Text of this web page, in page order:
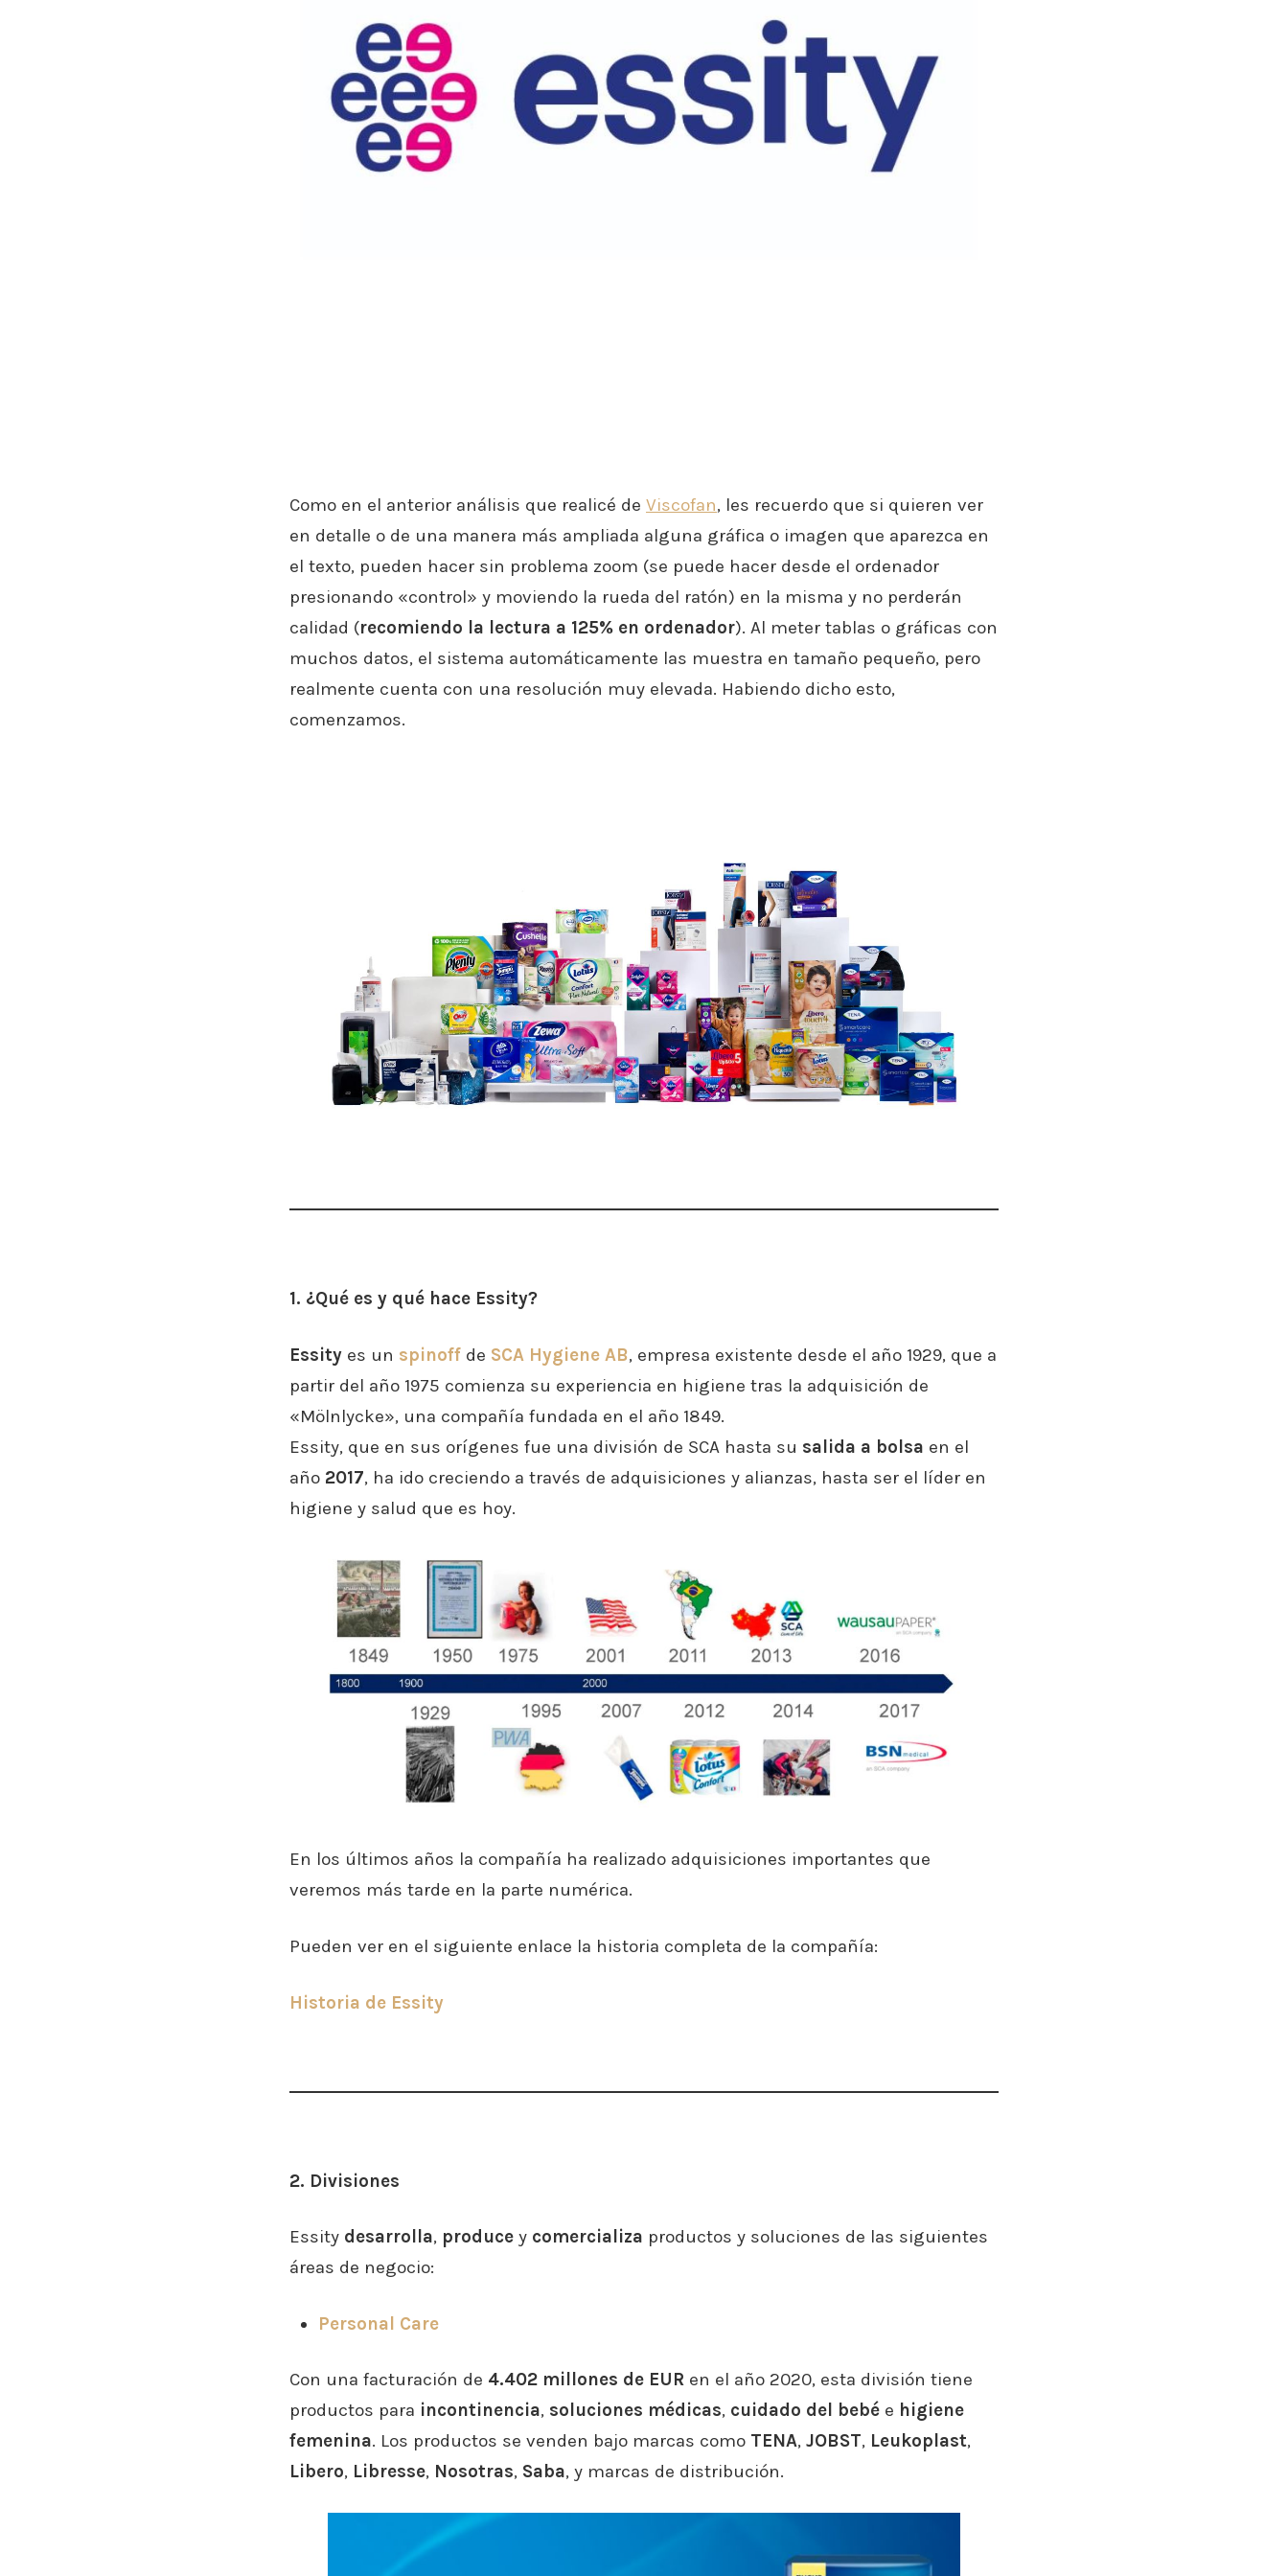
Como en el anterior análisis que realicé de Viscofan, les recuerdo que si quieren ver
en detalle o de una manera más ampliada alguna gráfica o imagen que aparezca en
el texto, pueden hacer sin problema zoom (se puede hacer desde el ordenador
presionando «control» y moviendo la rueda del ratón) en la misma y no perderán
calidad (recomiendo la lectura a 125% en ordenador). Al meter tablas o gráficas con
muchos datos, el sistema automáticamente las muestra en tamaño pequeño, pero
realmente cuenta con una resolución muy elevada. Habiendo dicho esto,
comenzamos.
1. ¿Qué es y qué hace Essity?
Essity es un spinoff de SCA Hygiene AB, empresa existente desde el año 1929, que a
partir del año 1975 comienza su experiencia en higiene tras la adquisición de
«Mölnlycke», una compañía fundada en el año 1849.
Essity, que en sus orígenes fue una división de SCA hasta su salida a bolsa en el
año 2017, ha ido creciendo a través de adquisiciones y alianzas, hasta ser el líder en
higiene y salud que es hoy.
En los últimos años la compañía ha realizado adquisiciones importantes que
veremos más tarde en la parte numérica.
Pueden ver en el siguiente enlace la historia completa de la compañía:
Historia de Essity
2. Divisiones
Essity desarrolla, produce y comercializa productos y soluciones de las siguientes
áreas de negocio:
Personal Care
Con una facturación de 4.402 millones de EUR en el año 2020, esta división tiene
productos para incontinencia, soluciones médicas, cuidado del bebé e higiene
femenina. Los productos se venden bajo marcas como TENA, JOBST, Leukoplast,
Libero, Libresse, Nosotras, Saba, y marcas de distribución.